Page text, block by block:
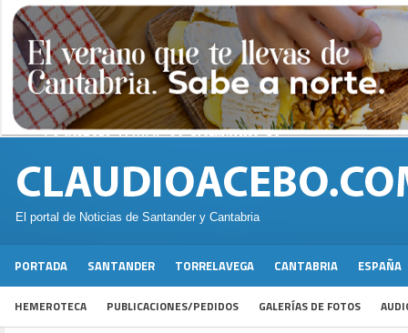
El portal de Noticias de Santander y Cantabria
PORTADA SANTANDER TORRELAVEGA CANTABRIA ESPAÑA
HEMEROTECA PUBLICACIONES/PEDIDOS GALERÍAS DE FOTOS